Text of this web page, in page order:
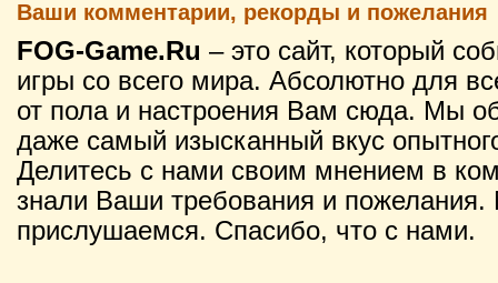
Ваши комментарии, рекорды и пожелания
FOG-Game.Ru – это сайт, который
игры со всего мира. Абсолютно для
от пола и настроения Вам сюда. Мы
даже самый изысканный вкус
Делитесь с нами своим мнением в
знали Ваши требования и
прислушаемся. Спасибо, что с нами.